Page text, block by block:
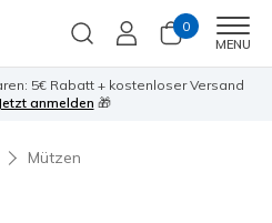
0
MENU
Rabatt + kostenloser Versand
anmelden🎁
Mützen